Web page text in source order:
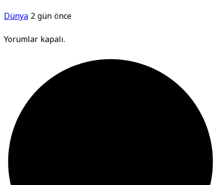
Dünya2 gün önce
Yorumlar kapalı.